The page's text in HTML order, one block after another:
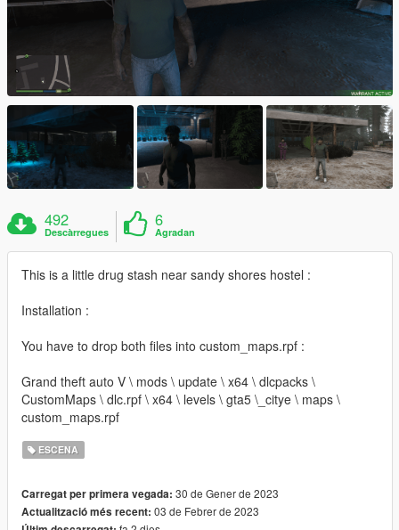
492
Descàrregues
6
Agradan
This is a little drug stash near sandy shores hostel :
Installation :
You have to drop both files into custom_maps.rpf :
Grand theft auto V \ mods \ update \ x64 \ dlcpacks \
CustomMaps \ dlc.rpf \ x64 \ levels \ gta5 \_citye \ maps \
custom_maps.rpf
ESCENA
Carregat per primera vegada: 30 de Gener de 2023
Actualització més recent: 03 de Febrer de 2023